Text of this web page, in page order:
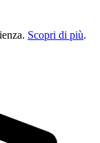
Scopri di più.